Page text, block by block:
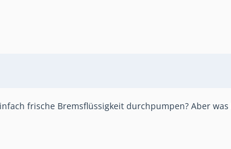
frische Bremsflüssigkeit durchpumpen? Aber